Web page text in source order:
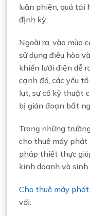
luân phiên, quá tải
định kỳ.
Ngoài ra, vào mùa
sử dụng điều hòa
khiến lưới điện dễ
cạnh đó, các yếu
lụt, sự cố kỹ thuật
bị gián đoạn bất
Trong những
cho thuê máy phát
pháp thiết thực
kinh doanh và
Cho thuê máy
với: